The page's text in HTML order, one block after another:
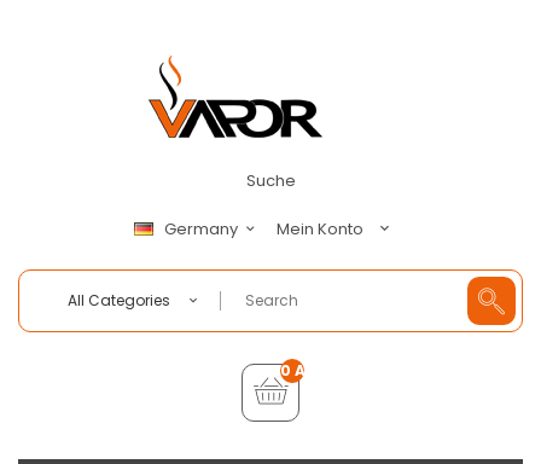
Suche
Germany Mein Konto
All Categories
0 Artikel - €0,00